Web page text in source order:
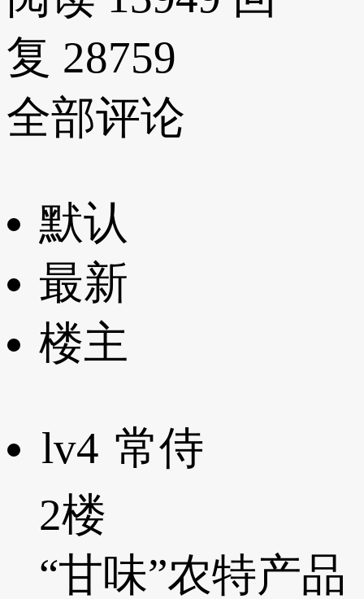
复 28759
全部评论
默认
最新
楼主
lv4 常侍
2楼
“甘味”农特产品